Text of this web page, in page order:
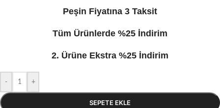
Peşin Fiyatına 3 Taksit
Tüm Ürünlerde %25 İndirim
2. Ürüne Ekstra %25 İndirim
- +
SEPETE EKLE